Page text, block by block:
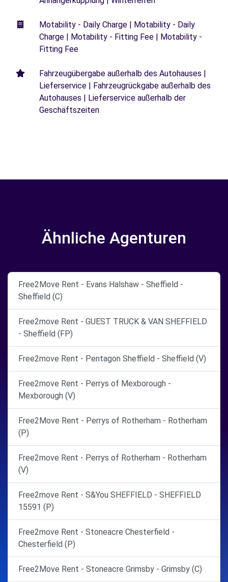
Motability - Daily Charge | Motability - Daily
Charge | Motability - Fitting Fee | Motability -
Fitting Fee
Fahrzeugübergabe außerhalb des Autohauses |
Lieferservice | Fahrzeugrückgabe außerhalb des
Autohauses | Lieferservice außerhalb der
Geschäftszeiten
Ähnliche Agenturen
Free2Move Rent - Evans Halshaw - Sheffield -
Sheffield (C)
Free2move Rent - GUEST TRUCK & VAN SHEFFIELD
- Sheffield (FP)
Free2move Rent - Pentagon Sheffield - Sheffield (V)
Free2move Rent - Perrys of Mexborough -
Mexborough (V)
Free2Move Rent - Perrys of Rotherham - Rotherham
(P)
Free2move Rent - Perrys of Rotherham - Rotherham
(V)
Free2move Rent - S&You SHEFFIELD - SHEFFIELD
15591 (P)
Free2move Rent - Stoneacre Chesterfield -
Chesterfield (P)
Free2Move Rent - Stoneacre Grimsby - Grimsby (C)